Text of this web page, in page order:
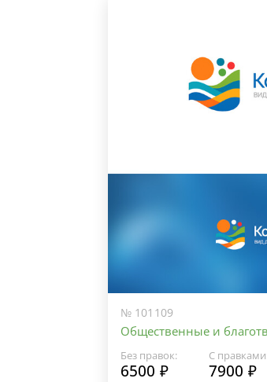
№ 101109
Общественные и
Без правок:
6500 ₽
С
7900 ₽